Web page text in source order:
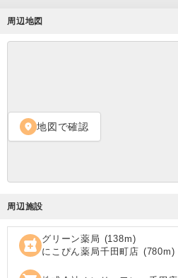
周辺地図
location_on 地図で確認
周辺施設
local_pharmacy グリーン薬局 (138m)
にこぴん薬局千田町店 (780m)